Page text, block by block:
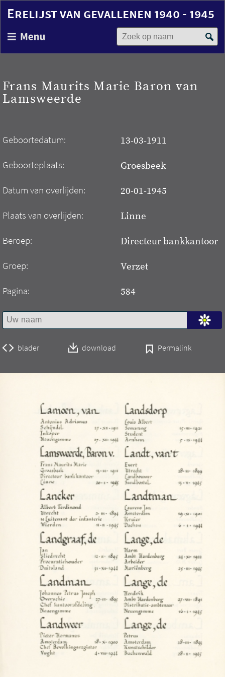
en
gaan
Erelijst van gevallenen 1940 - 1945
Zoek op naam
Frans Maurits Marie Baron van
Lamsweerde
Geboortedatum: 13-03-1911
Geboorteplaats: Groesbeek
Datum van overlijden: 20-01-1945
Plaats van overlijden: Linne
Beroep: Directeur bankkantoor
Groep: Verzet
Pagina: 584
blader download Permalink